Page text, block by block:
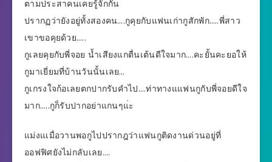
ตามประสาคนเคยรู้จักกัน
ปรากฏว่ายังอยู่ทั้งสองคน….กูคุยกับแฟนเก่ากูสักพัก…..พี่สาว
เขาขอคุยด้วย…..
กูเลยคุยกับพี่จอย น้ำเสียงแกตื่นเต้นดีใจมาก….คะยั้นคะยอให้
กูมาเยี่ยมที่บ้านวันนั้นเลย…
กูเกรงใจก้อเลยตกปากรับคำไป….ท่าทางแแฟนกูกับพี่จอยดีใจ
มาก…..กูก็รับปากอย่าแกนๆแ่ะ
แม่งแเมื่อวานพอกูไปปรากฎว่าแฟนกูติดงานด่วนอยู่ที่
ออฟฟิศยังไม่กลับเลย….